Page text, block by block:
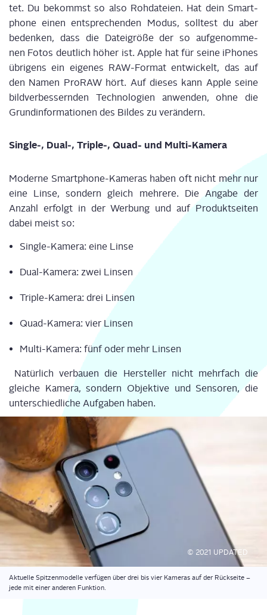
tet. Du bekommst so also Roh­da­tei­en. Hat dein Smart­
phone einen ent­spre­chen­den Modus, soll­test du aber
beden­ken, dass die Datei­grö­ße der so auf­ge­nom­me­
nen Fotos deut­lich höher ist. Apple hat für sei­ne iPho­nes
übri­gens ein eige­nes RAW-For­mat ent­wi­ckelt, das auf
den Namen Pro­RAW hört. Auf die­ses kann Apple sei­ne
bild­ver­bes­sern­den Tech­no­lo­gien anwen­den, ohne die
Grund­in­for­ma­tio­nen des Bil­des zu ver­än­dern.
Single‑, Dual‑, Triple‑, Quad- und Multi-Kamera
Moder­ne Smart­phone-Kame­ras haben oft nicht mehr nur
eine Lin­se, son­dern gleich meh­re­re. Die Anga­be der
Anzahl erfolgt in der Wer­bung und auf Pro­dukt­sei­ten
dabei meist so:
Sin­gle-Kame­ra: eine Lin­se
Dual-Kame­ra: zwei Lin­sen
Tri­ple-Kame­ra: drei Lin­sen
Quad-Kame­ra: vier Lin­sen
Mul­ti-Kame­ra: fünf oder mehr Lin­sen
Natür­lich ver­bau­en die Her­stel­ler nicht mehr­fach die
glei­che Kame­ra, son­dern Objek­ti­ve und Sen­so­ren, die
unter­schied­li­che Auf­ga­ben haben.
© 2021 UPDATED
Aktu­el­le Spit­zen­mo­del­le ver­fü­gen über drei bis vier Kame­ras auf der Rück­sei­te –
jede mit einer ande­ren Funktion.